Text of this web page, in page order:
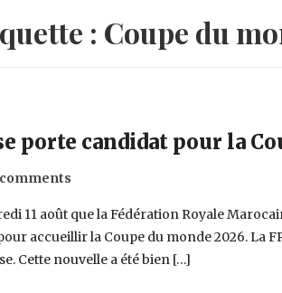
: Coupe du
porte candidat pour la
11 août que la Fédération Royale
accueillir la Coupe du monde 2026. La
Cette nouvelle a été bien […]